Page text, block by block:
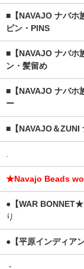
■【NAVAJO ナバホ
ピン・PINS
■【NAVAJO ナバホ
ン・髪留め
■【NAVAJO ナバホ
ー
■【NAVAJO＆ZUNI
★Navajo Beads
●【WAR BONNET★
り
●【平原インディア
・